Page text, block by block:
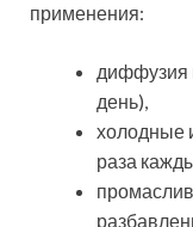
применения:
диффузия
день),
холодные
раза